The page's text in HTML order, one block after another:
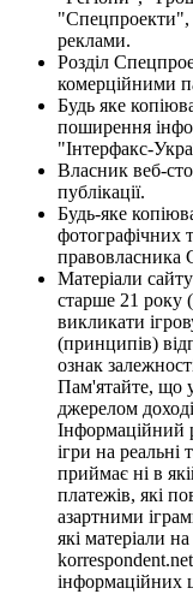
"Спецпроекти",
реклами.
Розділ
комерційними
Будь яке
поширення
"Інтерфакс-
Власник веб-
публікації.
Будь-яке
фотографічних
правовласника
Матеріали
старше 21 року
викликати
(принципів)
ознак
Пам'ятайте, що
джерелом
Інформаційний
ігри на реальні
приймає ні в
платежів, які
азартними
які матеріали
інформаційних